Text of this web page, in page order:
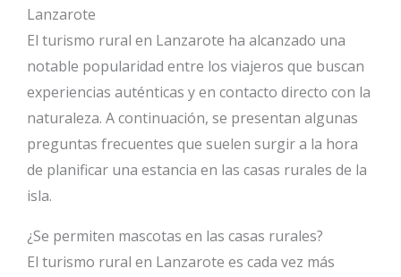
Lanzarote
El turismo rural en Lanzarote ha alcanzado una
notable popularidad entre los viajeros que buscan
experiencias auténticas y en contacto directo con la
naturaleza. A continuación, se presentan algunas
preguntas frecuentes que suelen surgir a la hora
de planificar una estancia en las casas rurales de la
isla.
¿Se permiten mascotas en las casas rurales?
El turismo rural en Lanzarote es cada vez más